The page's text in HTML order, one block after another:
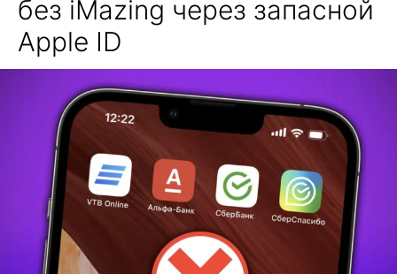
без iMazing через запасной
Apple ID